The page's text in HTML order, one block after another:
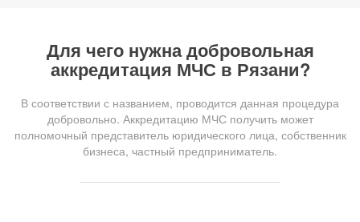
Для чего нужна добровольная
аккредитация МЧС в Рязани?
В соответствии с названием, проводится данная процедура
добровольно. Аккредитацию МЧС получить может
полномочный представитель юридического лица, собственник
бизнеса, частный предприниматель.